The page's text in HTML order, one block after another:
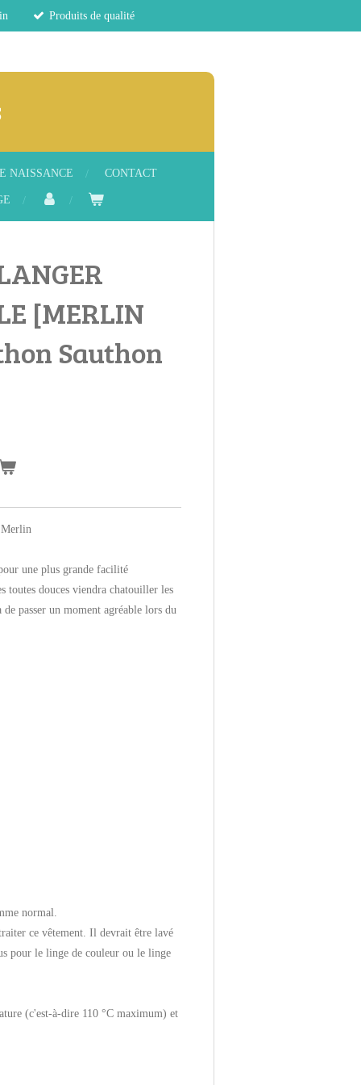
Produits de qualité
NAISSANCE CONTACT
[MERLIN
Sauthon
Merlin
une plus grande facilité
toutes douces viendra chatouiller les
passer un moment agréable lors du
normal.
ce vêtement. Il devrait être lavé
pour le linge de couleur ou le linge
(c'est-à-dire 110 °C maximum) et